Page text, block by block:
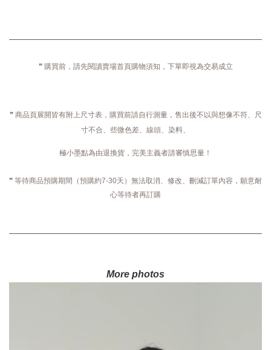
❞ 購買前，請先閱讀賣場首頁購物須知，下單即視為交易成立
❞ 商品頁展開皆有附上尺寸表，購買前請自行測量，售出後不以與想像不符、尺
寸不合、些微色差、線頭、染料、
極小墨點為由退換貨，完美主義者請審慎思量！
❞ 等待商品預購期間（預購約7-30天）無法取消、修改、刪減訂單內容，願意耐
心等待者再訂購
More photos